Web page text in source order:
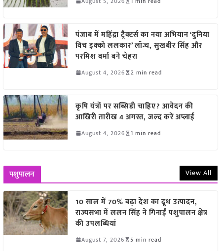
पंजाब में महिंद्रा ट्रैक्टर्स का नया अभियान ‘दुनिया
विच इक्को ललकार’ लॉन्च, सुखबीर सिंह और
परमिश वर्मा बने चेहरा
August 4, 2026 2 min read
कृषि यंत्रों पर सब्सिडी चाहिए? आवेदन की
आखिरी तारीख 4 अगस्त, जल्द करें अप्लाई
August 4, 2026 1 min read
पशुपालन View All
10 साल में 70% बढ़ा देश का दूध उत्पादन,
राज्यसभा में ललन सिंह ने गिनाईं पशुपालन क्षेत्र
की उपलब्धियां
August 7, 2026 5 min read